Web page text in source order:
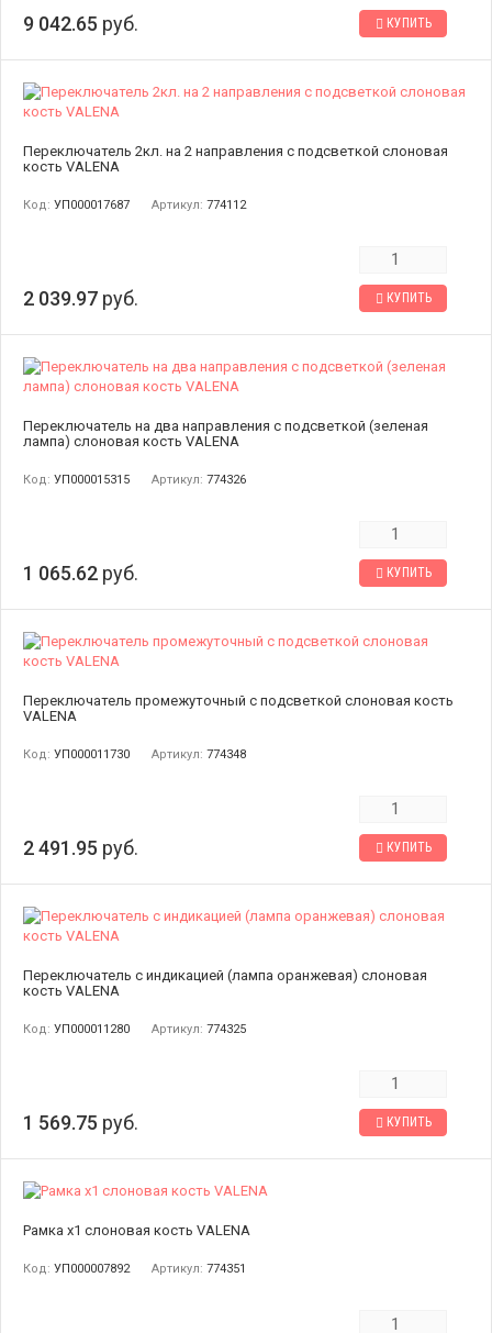
9 042.65 руб. КУПИТЬ
Переключатель 2кл. на 2 направления с подсветкой слоновая
кость VALENA
Код: УП000017687 Артикул: 774112
2 039.97 руб. КУПИТЬ
Переключатель на два направления с подсветкой (зеленая
лампа) слоновая кость VALENA
Код: УП000015315 Артикул: 774326
1 065.62 руб. КУПИТЬ
Переключатель промежуточный с подсветкой слоновая кость
VALENA
Код: УП000011730 Артикул: 774348
2 491.95 руб. КУПИТЬ
Переключатель с индикацией (лампа оранжевая) слоновая
кость VALENA
Код: УП000011280 Артикул: 774325
1 569.75 руб. КУПИТЬ
Рамка х1 слоновая кость VALENA
Код: УП000007892 Артикул: 774351